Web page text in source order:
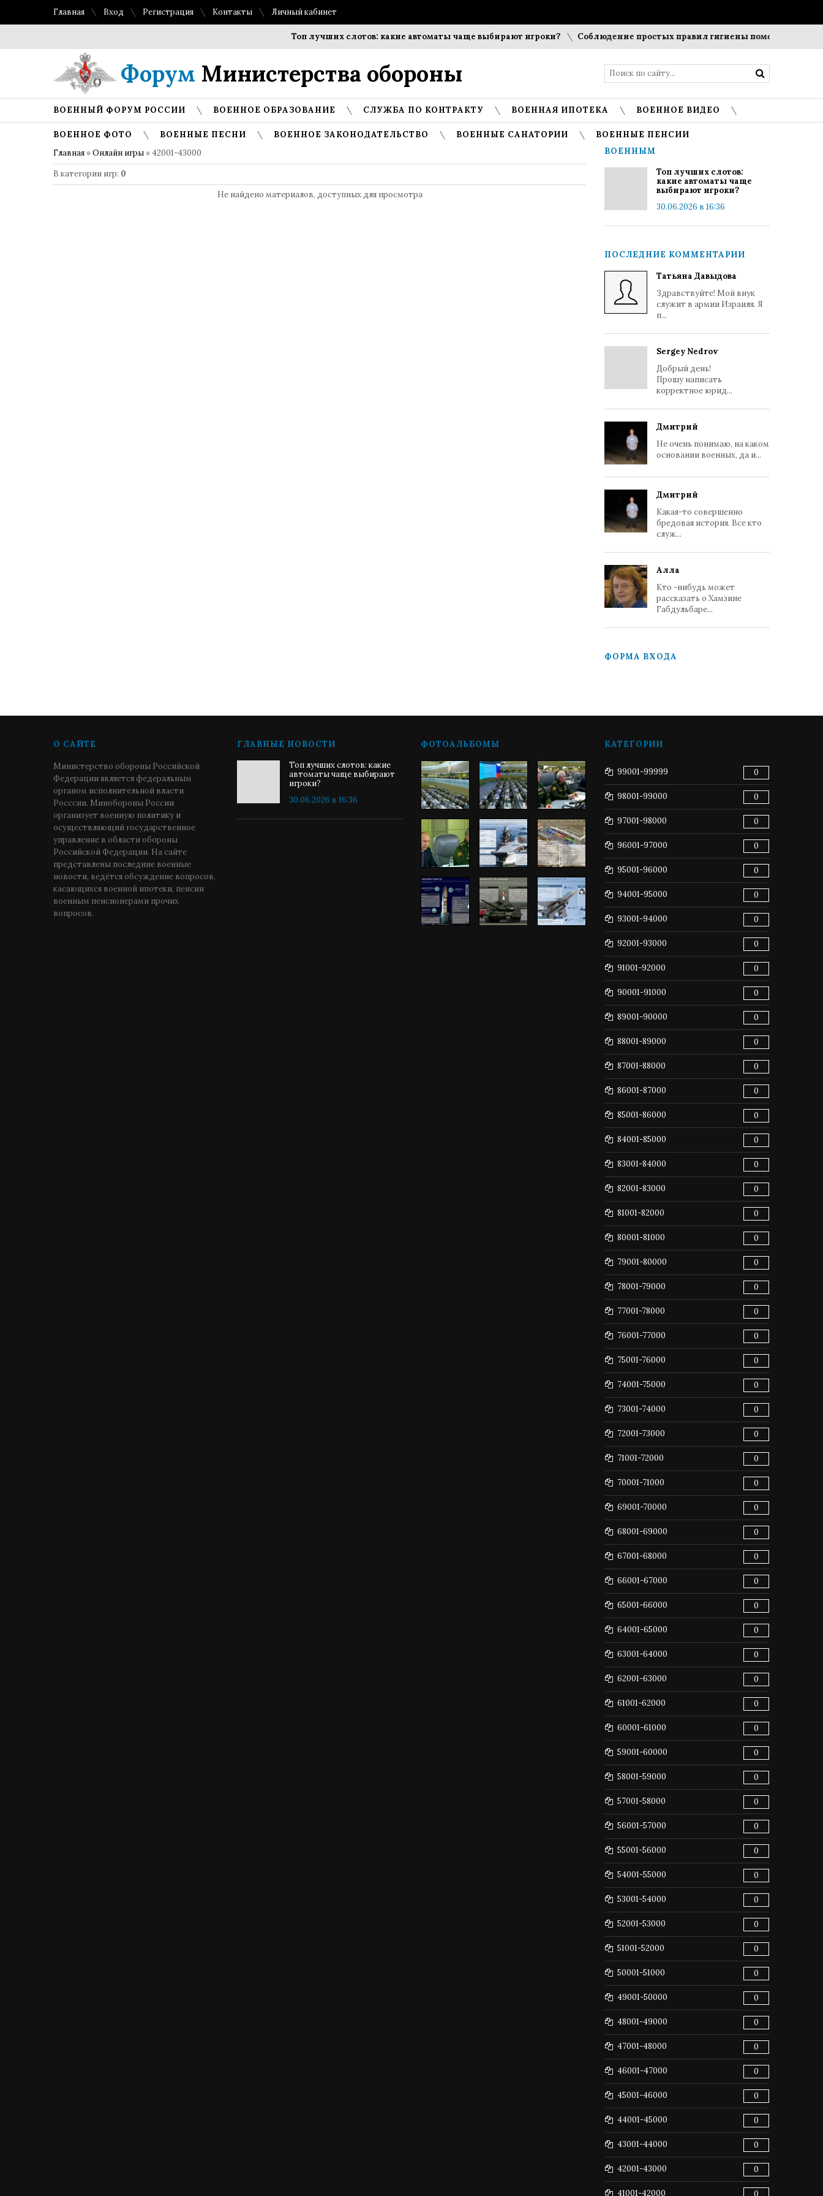
Главная Вход Регистрация Контакты Личный кабинет
Топ лучших слотов: какие автоматы чаще выбирают игроки? Соблюдение простых правил гигиены помогает сохранить
Форум Министерства обороны
ВОЕННЫЙ ФОРУМ РОССИИ ВОЕННОЕ ОБРАЗОВАНИЕ СЛУЖБА ПО КОНТРАКТУ ВОЕННАЯ ИПОТЕКА ВОЕННОЕ ВИДЕО
ВОЕННОЕ ФОТО ВОЕННЫЕ ПЕСНИ ВОЕННОЕ ЗАКОНОДАТЕЛЬСТВО ВОЕННЫЕ САНАТОРИИ
ВОЕННЫЕ ПЕНСИИ
Главная »Онлайн игры » 42001-43000
В категории игр: 0
Не найдено материалов, доступных для просмотра
ВОЕННЫМ
Топ лучших слотов:
какие автоматы чаще
выбирают игроки?
30.06.2026 в 16:36
ПОСЛЕДНИЕ КОММЕНТАРИИ
Татьяна Давыдова
Здравствуйте! Мой внук
служит в армии Израиля. Я
п...
Sergey Nedrov
Добрый день!
Прошу написать
корректное юрид...
Дмитрий
Не очень понимаю, на каком
основании военных, да и...
Дмитрий
Какая-то совершенно
бредовая история. Все кто
служ...
Алла
Кто -нибудь может
рассказать о Хамзине
Габдульбаре...
ФОРМА ВХОДА
О САЙТЕ
Министерство обороны Российской
Федерации является федеральным
органом исполнительной власти
Росссии. Минобороны России
организует военную политику и
осуществляющий государственное
управление в области обороны
Российской Федерации. На сайте
представлены последние военные
новости, ведётся обсуждение вопросов,
касающихся военной ипотеки, пенсии
военным пенсионерами прочих
вопросов.
ГЛАВНЫЕ НОВОСТИ
Топ лучших слотов: какие
автоматы чаще выбирают
игроки?
30.06.2026 в 16:36
ФОТОАЛЬБОМЫ КАТЕГОРИИ
99001-99999 0
98001-99000 0
97001-98000 0
96001-97000 0
95001-96000 0
94001-95000 0
93001-94000 0
92001-93000 0
91001-92000 0
90001-91000 0
89001-90000 0
88001-89000 0
87001-88000 0
86001-87000 0
85001-86000 0
84001-85000 0
83001-84000 0
82001-83000 0
81001-82000 0
80001-81000 0
79001-80000 0
78001-79000 0
77001-78000 0
76001-77000 0
75001-76000 0
74001-75000 0
73001-74000 0
72001-73000 0
71001-72000 0
70001-71000 0
69001-70000 0
68001-69000 0
67001-68000 0
66001-67000 0
65001-66000 0
64001-65000 0
63001-64000 0
62001-63000 0
61001-62000 0
60001-61000 0
59001-60000 0
58001-59000 0
57001-58000 0
56001-57000 0
55001-56000 0
54001-55000 0
53001-54000 0
52001-53000 0
51001-52000 0
50001-51000 0
49001-50000 0
48001-49000 0
47001-48000 0
46001-47000 0
45001-46000 0
44001-45000 0
43001-44000 0
42001-43000 0
41001-42000 0